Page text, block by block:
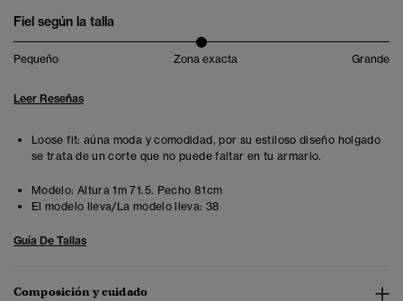
Fiel según la talla
Pequeño Zona exacta Grande
Leer Reseñas
Loose fit: aúna moda y comodidad, por su estiloso diseño holgado
se trata de un corte que no puede faltar en tu armario.
Modelo: Altura 1m 71.5. Pecho 81cm
El modelo lleva/La modelo lleva: 38
Guía De Tallas
Composición y cuidado